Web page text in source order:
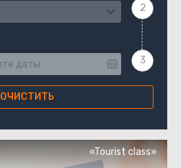
ОЧИСТИТЬ
«Tourist class»